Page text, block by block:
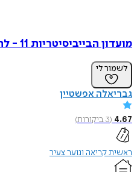
11 - להתראות, סטייסי, להתראות
לי
אפשטיין
3 ביקורות)
קריאה ונוער צעיר